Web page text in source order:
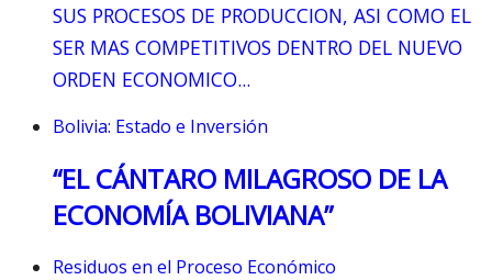
SUS PROCESOS DE PRODUCCION, ASI COMO EL
SER MAS COMPETITIVOS DENTRO DEL NUEVO
ORDEN ECONOMICO...
Bolivia: Estado e Inversión
“EL CÁNTARO MILAGROSO DE LA
ECONOMÍA BOLIVIANA”
Residuos en el Proceso Económico